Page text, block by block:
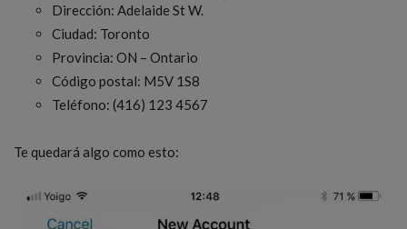
Dirección: Adelaide St W.
Ciudad: Toronto
Provincia: ON – Ontario
Código postal: M5V 1S8
Teléfono: (416) 123 4567
Te quedará algo como esto: